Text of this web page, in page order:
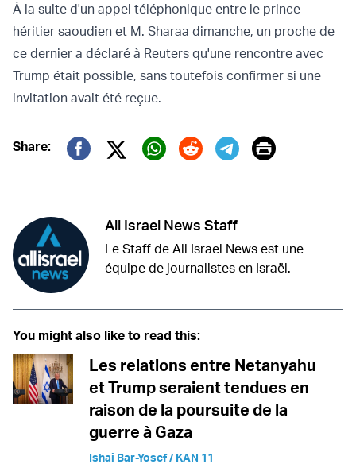
À la suite d'un appel téléphonique entre le prince
héritier saoudien et M. Sharaa dimanche, un proche de
ce dernier a déclaré à Reuters qu'une rencontre avec
Trump était possible, sans toutefois confirmer si une
invitation avait été reçue.
Share:
Twitter (X)
Print
All Israel News Staff
Le Staff de All Israel News est une
équipe de journalistes en Israël.
You might also like to read this:
Les relations entre Netanyahu
et Trump seraient tendues en
raison de la poursuite de la
guerre à Gaza
Ishai Bar-Yosef / KAN 11